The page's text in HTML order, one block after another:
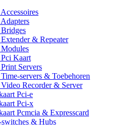
& Repeater
Kaart
Servers
servers & Toebehoren
Recorder & Server
Pci-e
Pci-x
Pcmcia & Expresscard
& Hubs